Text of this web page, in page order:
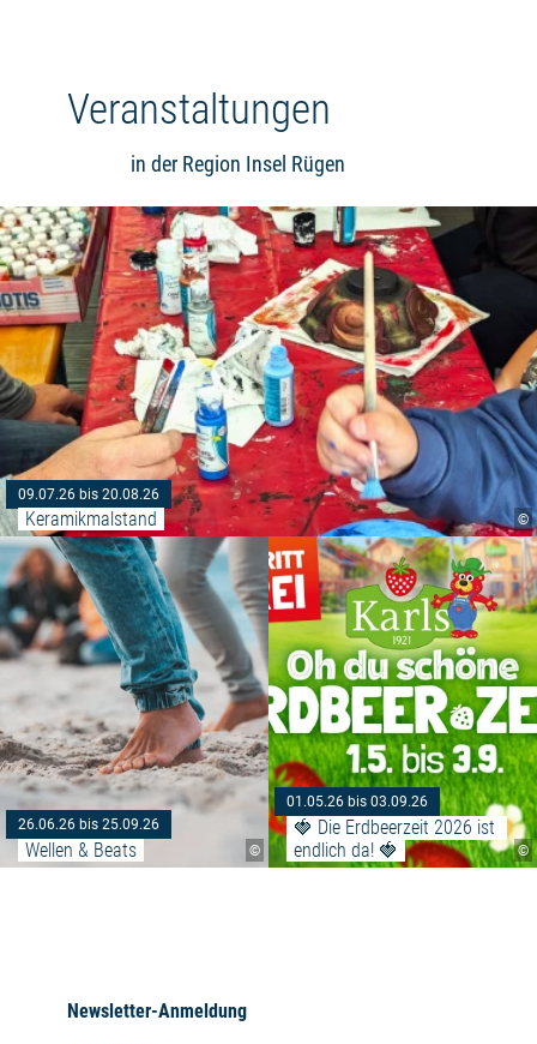
Veranstaltungen
in der Region Insel Rügen
©
09.07.26 bis 20.08.26
Keramikmalstand
©
26.06.26 bis 25.09.26
Wellen & Beats
Weiterlesen: "Wellen & Beats"
©
01.05.26 bis 03.09.26
🍓 Die Erdbeerzeit 2026 ist
endlich da! 🍓
Newsletter-Anmeldung